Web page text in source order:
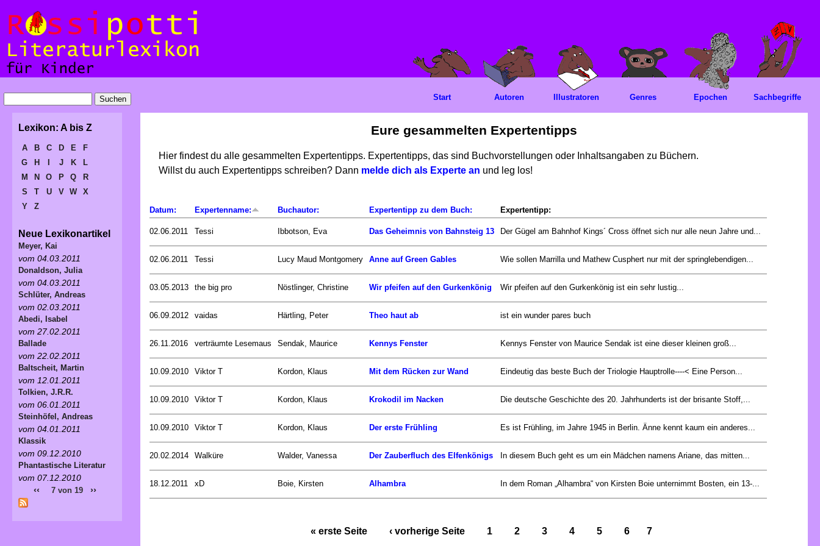
Eure gesammelten Expertentipps
Hier findest du alle gesammelten Expertentipps. Expertentipps, das sind Buchvorstellungen oder Inhaltsangaben zu Büchern.
Willst du auch Expertentipps schreiben? Dann melde dich als Experte an und leg los!
Datum: Expertenname: Buchautor: Expertentipp zu dem Buch: Expertentipp:
02.06.2011 Tessi Ibbotson, Eva Das Geheimnis von Bahnsteig 13 Der Gügel am Bahnhof Kings´ Cross öffnet sich nur alle neun Jahre und...
02.06.2011 Tessi Lucy Maud Montgomery Anne auf Green Gables Wie sollen Marrilla und Mathew Cusphert nur mit der springlebendigen...
03.05.2013 the big pro Nöstlinger, Christine Wir pfeifen auf den Gurkenkönig Wir pfeifen auf den Gurkenkönig ist ein sehr lustig...
06.09.2012 vaidas Härtling, Peter Theo haut ab ist ein wunder pares buch
26.11.2016 verträumte Lesemaus Sendak, Maurice Kennys Fenster Kennys Fenster von Maurice Sendak ist eine dieser kleinen groß...
10.09.2010 Viktor T Kordon, Klaus Mit dem Rücken zur Wand Eindeutig das beste Buch der Triologie Hauptrolle----< Eine Person...
10.09.2010 Viktor T Kordon, Klaus Krokodil im Nacken Die deutsche Geschichte des 20. Jahrhunderts ist der brisante Stoff,...
10.09.2010 Viktor T Kordon, Klaus Der erste Frühling Es ist Frühling, im Jahre 1945 in Berlin. Änne kennt kaum ein anderes...
20.02.2014 Walküre Walder, Vanessa Der Zauberfluch des Elfenkönigs In diesem Buch geht es um ein Mädchen namens Ariane, das mitten...
18.12.2011 xD Boie, Kirsten Alhambra In dem Roman „Alhambra“ von Kirsten Boie unternimmt Bosten, ein 13-...
« erste Seite ‹ vorherige Seite 1 2 3 4 5 6 7
Start Autoren Illustratoren Genres Epochen Sachbegriffe
Lexikon: A bis Z
A B C D E
F
G
H J K
L
M
N O P Q
R
S
T U V W
X
Y
Z
Neue Lexikonartikel
Meyer, Kai
vom 04.03.2011
Donaldson, Julia
vom 04.03.2011
Schlüter, Andreas
vom 02.03.2011
Abedi, Isabel
vom 27.02.2011
Ballade
vom 22.02.2011
Baltscheit, Martin
vom 12.01.2011
Tolkien, J.R.R.
vom 06.01.2011
Steinhöfel, Andreas
vom 04.01.2011
Klassik
vom 09.12.2010
Phantastische Literatur
vom 07.12.2010
‹‹ 7 von 19 ››